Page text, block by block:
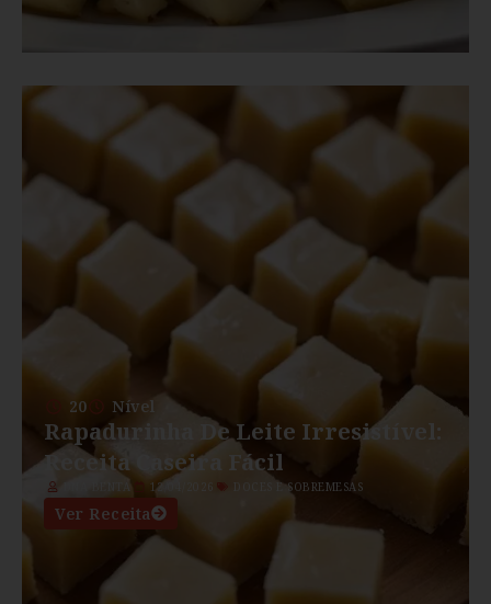
20 Nível
Rapadurinha De Leite Irresistível:
Receita Caseira Fácil
DNA BENTA 12/04/2026 DOCES E SOBREMESAS
Ver Receita